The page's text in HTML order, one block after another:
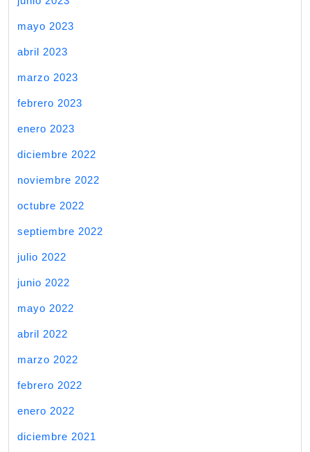
mayo 2023
abril 2023
marzo 2023
febrero 2023
enero 2023
diciembre 2022
noviembre 2022
octubre 2022
septiembre 2022
julio 2022
junio 2022
mayo 2022
abril 2022
marzo 2022
febrero 2022
enero 2022
diciembre 2021